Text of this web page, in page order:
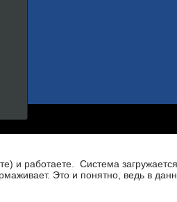
и работаете. Система
Это и понятно, ведь в